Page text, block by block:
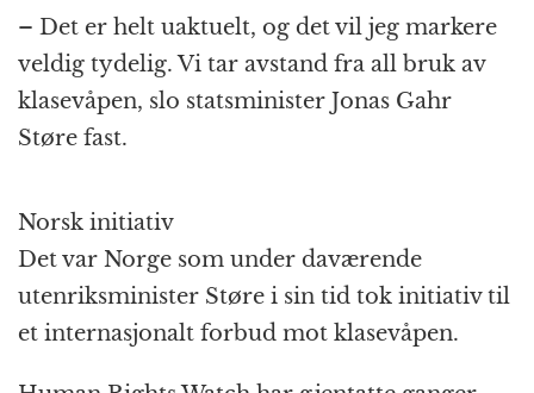
– Det er helt uaktuelt, og det vil jeg markere
veldig tydelig. Vi tar avstand fra all bruk av
klasevåpen, slo statsminister Jonas Gahr
Støre fast.
Norsk initiativ
Det var Norge som under daværende
utenriksminister Støre i sin tid tok initiativ til
et internasjonalt forbud mot klasevåpen.